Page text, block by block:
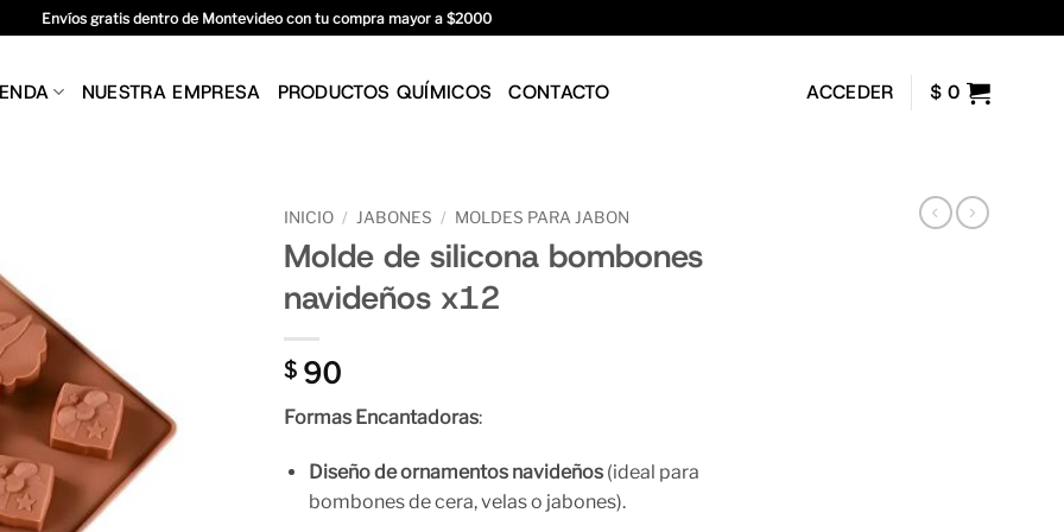
Envíos gratis dentro de Montevideo con tu compra mayor a $2000
NUESTRA EMPRESA PRODUCTOS QUÍMICOS CONTACTO ACCEDER $ 0
INICIO / JABONES / MOLDES PARA JABON
Molde de silicona bombones
navideños x12
$ 90
Formas Encantadoras:
Diseño de ornamentos navideños(ideal para
bombones de cera, velas o jabones).